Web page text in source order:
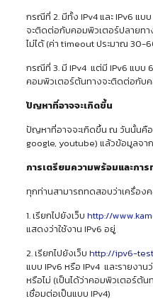
กรณีที่ 2. มีทั้ง IPv4 และ IPv6 แ
จะติดต่อกับคอมพิวเตอร์ปลายท
ไม่ได้ (ค่า timeout ประมาณ 30-
กรณีที่ 3. มี IPv4 แต่มี IPv6 แบ
คอมพิวเตอร์ต้นทางจะติดต่อกับ
ปัญหาที่อาจจะเกิดขึ้น
ปัญหาที่อาจจะเกิดขึ้น ณ วันนั้นคือ
google, youtube) แล้วข้อมูลจาก
การเตรียมความพร้อมและกา
ทุกท่านสามารถทดสอบว่าเครื่อง
1. เรียกไปยังเว็บ http://
แสดงว่าใช้งาน IPv6 อยู่
2. เรียกไปยังเว็บ http://ipv6-
แบบ IPv6 หรือ IPv4 และรายงาน
หรือไม่ (เป็นได้ว่าคอมพิวเตอร์ต้น
เชื่อมต่อเป็นแบบ IPv4)